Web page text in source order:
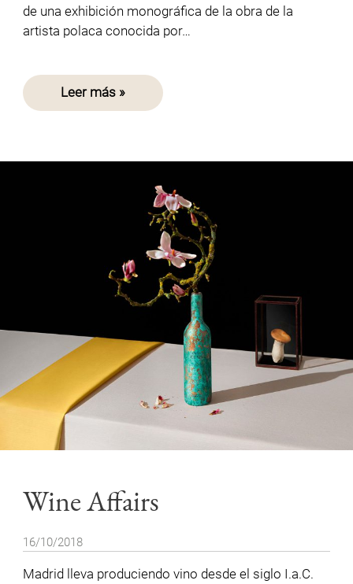
de una exhibición monográfica de la obra de la
artista polaca conocida por…
Leer más »
Wine Affairs
16/10/2018
Madrid lleva produciendo vino desde el siglo I.a.C.